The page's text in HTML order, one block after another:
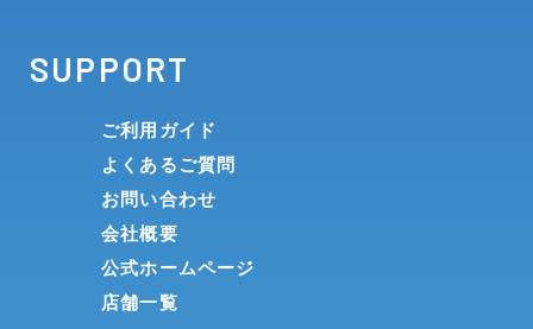
SUPPORT
ご利用ガイド
よくあるご質問
お問い合わせ
会社概要
公式ホームページ
店舗一覧